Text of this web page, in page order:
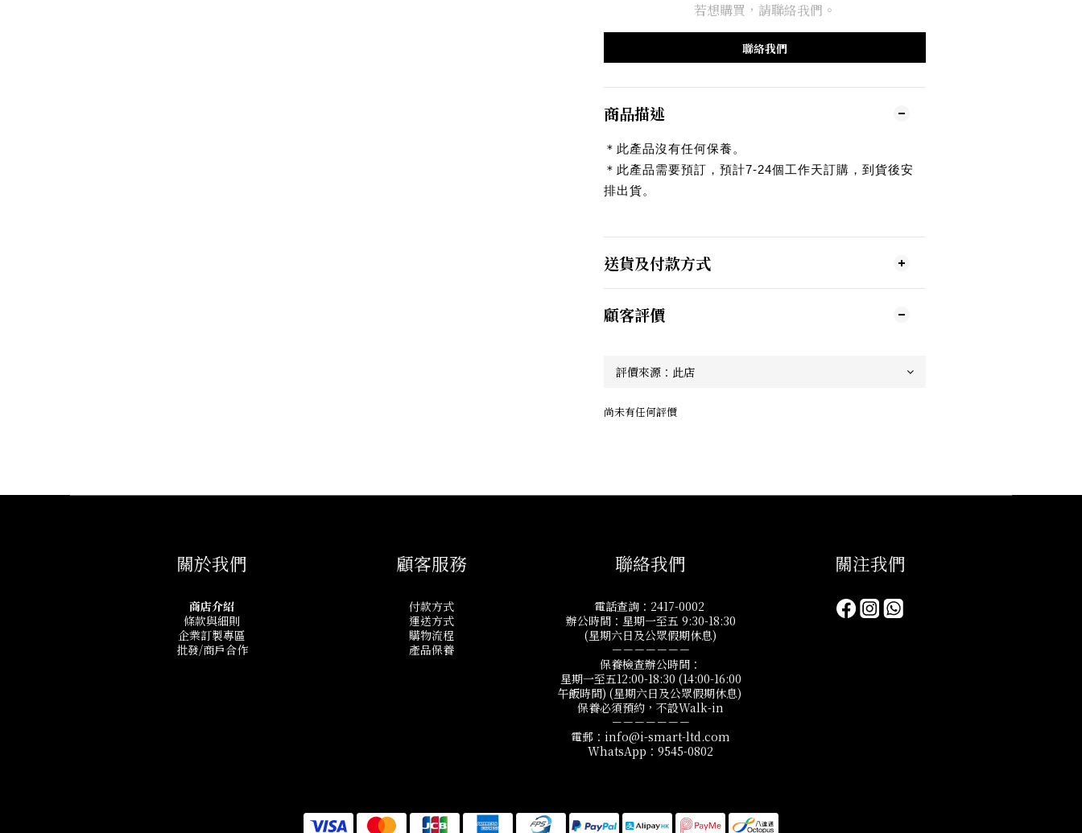
若想購買，請聯絡我們。
聯絡我們
商品描述
＊此產品沒有任何保養。
＊此產品需要預訂，預計7-24個工作天訂購，到貨後安
排出貨。
送貨及付款方式
顧客評價
尚未有任何評價
關於我們
商店介紹
條款與細則
企業訂製專區
批發/商戶合作
顧客服務
付款方式
運送方式
購物流程
產品保養
聯絡我們
電話查詢：2417-0002
辦公時間：星期一至五 9:30-18:30
(星期六日及公眾假期休息)
－－－－－－－
保養檢查辦公時間：
星期一至五12:00-18:30 (14:00-16:00
午飯時間) (星期六日及公眾假期休息)
保養必須預約，不設Walk-in
－－－－－－－
電郵：info@i-smart-ltd.com
WhatsApp：9545-0802
關注我們​